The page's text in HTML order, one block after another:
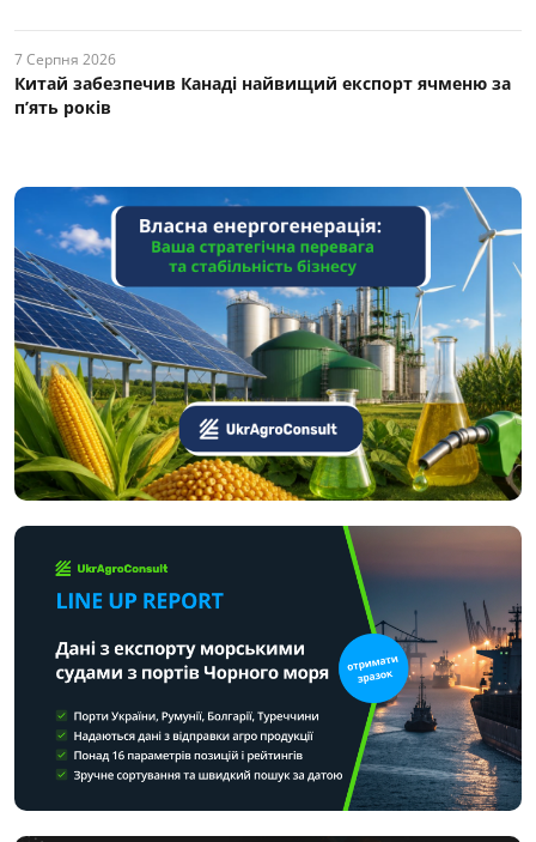
7 Серпня 2026
Китай забезпечив Канаді найвищий експорт ячменю за
п’ять років